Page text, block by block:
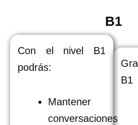
B1
Con el nivel B1
podrás:
Mantener
conversaciones
B1